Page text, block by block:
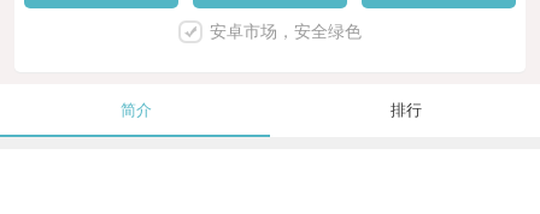
安卓市场，安全绿色
简介 排行